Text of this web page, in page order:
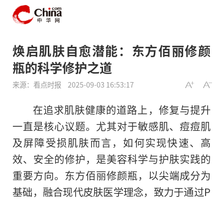
焕启肌肤自愈潜能：东方佰丽修颜
瓶的科学修护之道
来源：看点时报 2025-09-03 16:53:17
在追求肌肤健康的道路上，修复与提升
一直是核心议题。尤其对于敏感肌、痘痘肌
及屏障受损肌肤而言，如何实现快速、高
效、安全的修护，是美容科学与护肤实践的
重要方向。东方佰丽修颜瓶，以尖端成分为
基础，融合现代皮肤医学理念，致力于通过P